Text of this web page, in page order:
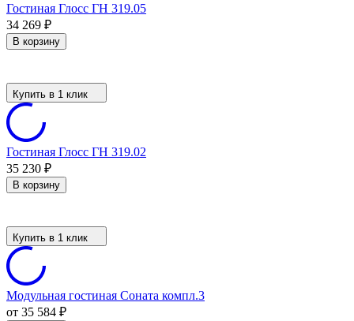
Гостиная Глосс ГН 319.05
34 269 ₽
В корзину
Купить в 1 клик
Гостиная Глосс ГН 319.02
35 230 ₽
В корзину
Купить в 1 клик
Модульная гостиная Соната компл.3
от 35 584 ₽